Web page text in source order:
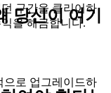
구간을 클리어하
을 해금합니다.
으로 업그레이드하
당신이 여기